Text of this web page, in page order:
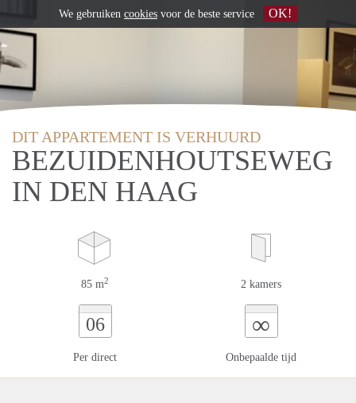
DIT APPARTEMENT IS VERHUURD
BEZUIDENHOUTSEWEG
IN DEN HAAG
85 m2 2 kamers
06
Per direct
∞
Onbepaalde tijd
We gebruiken cookies voor de beste service OK!